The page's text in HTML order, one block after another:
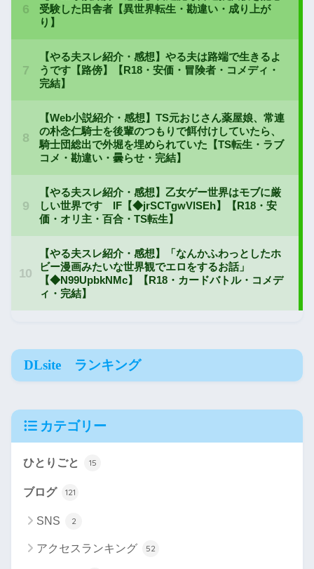
DLsite ランキング
カテゴリー
ひとりごと 15
ブログ 121
SNS 2
アクセスランキング 52